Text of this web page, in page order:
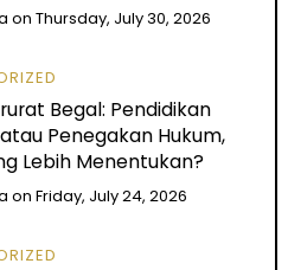
onThursday, July 30, 2026
Begal: Pendidikan
Penegakan Hukum,
Lebih Menentukan?
onFriday, July 24, 2026